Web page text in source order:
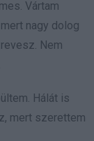
Vártam
nagy dolog
Nem
Hálát is
mert szerettem